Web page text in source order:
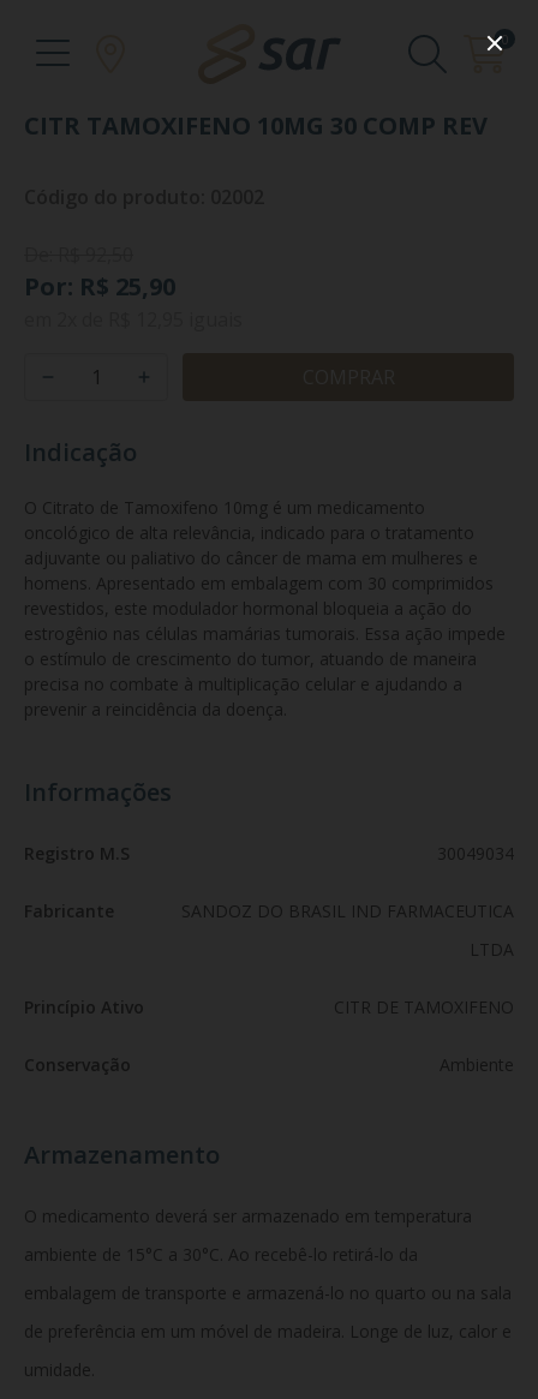
0
CITR TAMOXIFENO 10MG 30 COMP REV
Por: R$ 25,90
Indicação
O Citrato de Tamoxifeno 10mg é um medicamento
oncológico de alta relevância, indicado para o tratamento
adjuvante ou paliativo do câncer de mama em mulheres e
homens. Apresentado em embalagem com 30 comprimidos
revestidos, este modulador hormonal bloqueia a ação do
estrogênio nas células mamárias tumorais. Essa ação impede
o estímulo de crescimento do tumor, atuando de maneira
precisa no combate à multiplicação celular e ajudando a
prevenir a reincidência da doença.
Informações
Registro M.S 30049034
Fabricante
SANDOZ DO BRASIL IND FARMACEUTICA
LTDA
Princípio Ativo CITR DE TAMOXIFENO
Conservação Ambiente
Armazenamento
O medicamento deverá ser armazenado em temperatura
ambiente de 15°C a 30°C. Ao recebê-lo retirá-lo da
embalagem de transporte e armazená-lo no quarto ou na sala
de preferência em um móvel de madeira. Longe de luz, calor e
umidade.